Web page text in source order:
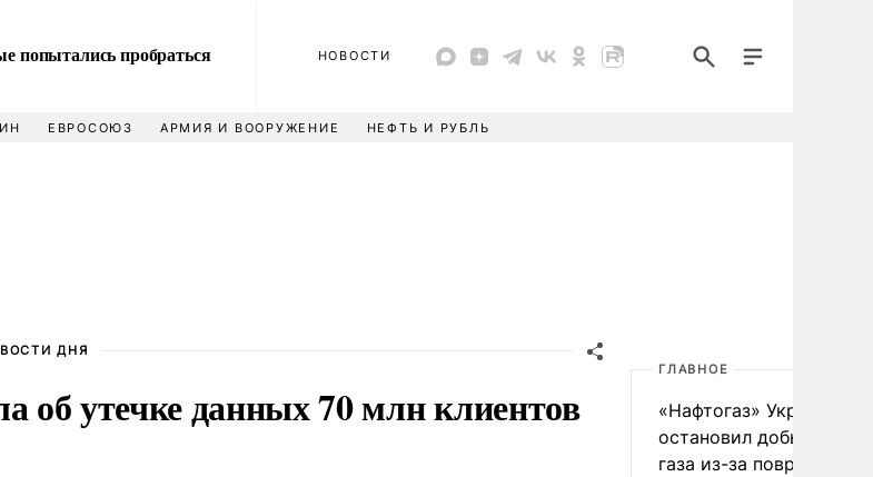
попытались пробраться
НОВОСТИ
ЕВРОСОЮЗ АРМИЯ И ВООРУЖЕНИЕ НЕФТЬ И РУБЛЬ
ДНЯ
об утечке данных 70 млн клиентов
ГЛАВНОЕ
«Нафтогаз» Украины
остановил добычу
газа из-за повреждения